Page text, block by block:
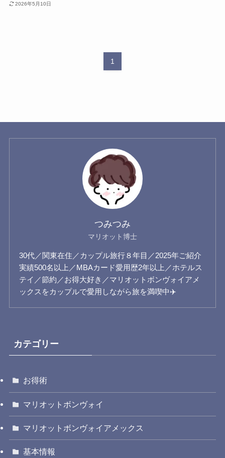
2026年5月10日
1
つみつみ
マリオット博士
30代／関東在住／カップル旅行８年目／2025年ご紹介
実績500名以上／MBAカード愛用歴2年以上／ホテルス
テイ／節約／お得大好き／マリオットボンヴォイアメ
ックスをカップルで愛用しながら旅を満喫中✈️
カテゴリー
お得術
マリオットボンヴォイ
マリオットボンヴォイアメックス
基本情報